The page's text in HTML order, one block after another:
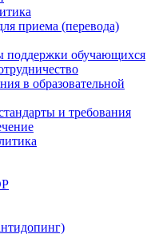
приема (перевода)
поддержки обучающихся
в образовательной
и требования